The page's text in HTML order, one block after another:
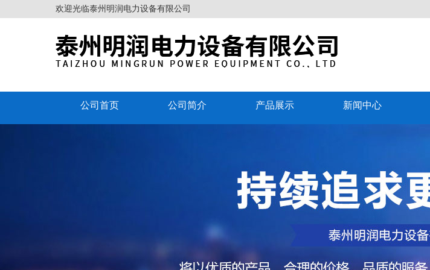
欢迎光临泰州明润电力设备有限公司
公司首页 公司简介 产品展示 新闻中心